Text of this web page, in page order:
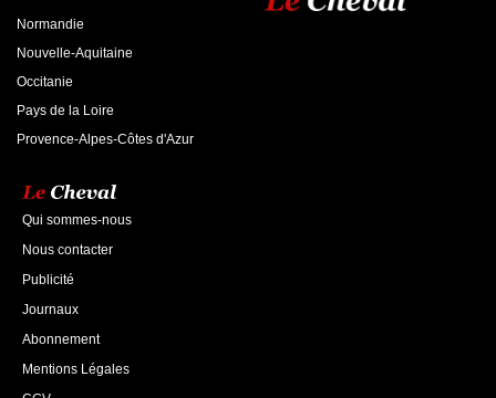
Normandie
Nouvelle-Aquitaine
Occitanie
Pays de la Loire
Provence-Alpes-Côtes d'Azur
Qui sommes-nous
Nous contacter
Publicité
Journaux
Abonnement
Mentions Légales